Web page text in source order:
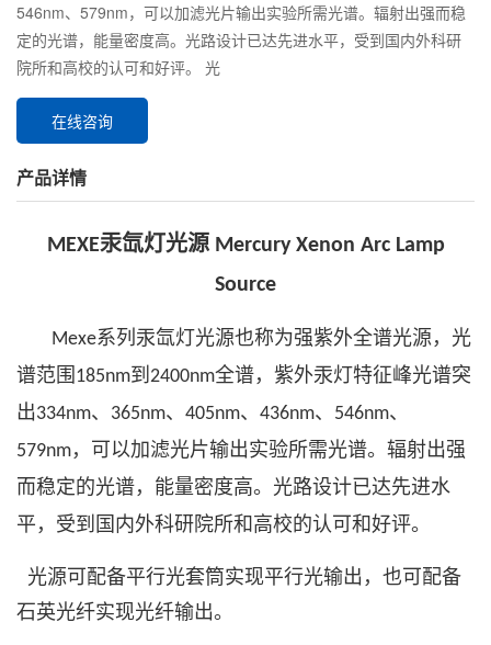
546nm、579nm，可以加滤光片输出实验所需光谱。辐射出强而稳
定的光谱，能量密度高。光路设计已达先进水平，受到国内外科研
院所和高校的认可和好评。 光
在线咨询
产品详情
MEXE汞氙灯光源Mercury Xenon Arc Lamp
Source
Mexe系列汞氙灯光源也称为强紫外全谱光源，光
谱范围 185nm到 2400nm全谱，紫外汞灯特征峰光谱突
出334nm、 365nm、 405nm、 436nm、 546nm、
579nm，可以加滤光片输出实验所需光谱。辐射出强
而稳定的光谱，能量密度高。光路设计已达先进水
平，受到国内外科研院所和高校的认可和好评。
光源可配备平行光套筒实现平行光输出，也可配备
石英光纤实现光纤输出。